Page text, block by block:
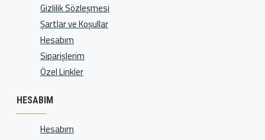
Gizlilik Sözleşmesi
Şartlar ve Koşullar
Hesabım
Siparişlerim
Özel Linkler
HESABIM
Hesabım